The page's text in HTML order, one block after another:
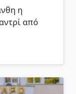
η
από